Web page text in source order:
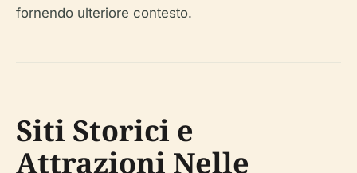
fornendo ulteriore contesto.
Siti Storici e
Attrazioni Nelle